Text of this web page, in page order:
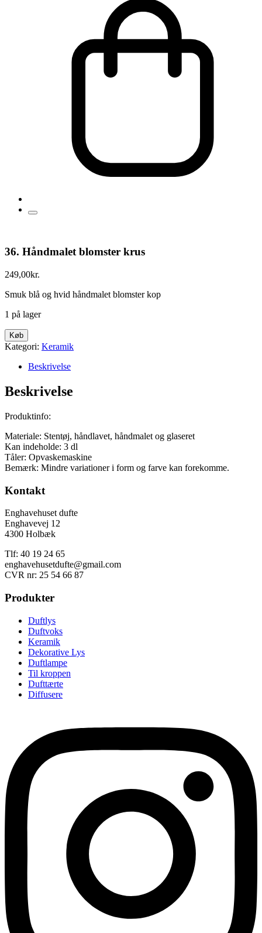
36. Håndmalet blomster krus
249,00kr.
Smuk blå og hvid håndmalet blomster kop
1 på lager
36.
Håndmalet
blomster
krus
Køb
Kategori: Keramik
Beskrivelse
Beskrivelse
Produktinfo:
Materiale: Stentøj, håndlavet, håndmalet og glaseret
Kan indeholde: 3 dl
Tåler: Opvaskemaskine
Bemærk: Mindre variationer i form og farve kan forekomme.
Kontakt
Enghavehuset dufte
Enghavevej 12
4300 Holbæk
Tlf: 40 19 24 65
enghavehusetdufte@gmail.com
CVR nr: 25 54 66 87
Produkter
Duftlys
Duftvoks
Keramik
Dekorative Lys
Duftlampe
Til kroppen
Dufttærte
Diffusere